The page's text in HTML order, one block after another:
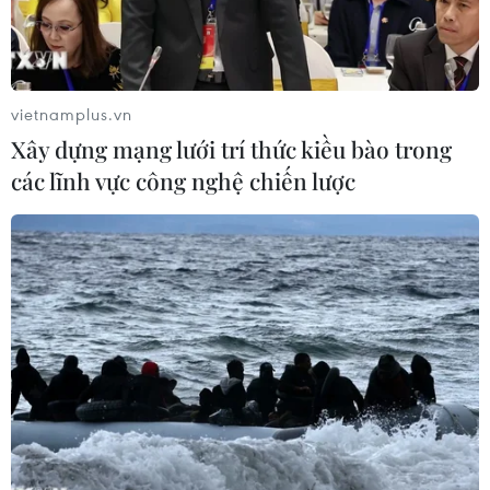
Đoàn khách MICE quốc tế đến Đà Nẵng trong tháng 1/2023.
(Ảnh: TTXVN phát)
Phó Giám đốc Trung tâm Xúc tiến Du lịch Đà
Nẵng Mai Thị Thanh Hải cho biết với những
chính sách ưu tiên trong công tác hỗ trợ và chào
vietnamplus.vn
Xây dựng mạng lưới trí thức kiều bào trong
các lĩnh vực công nghệ chiến lược